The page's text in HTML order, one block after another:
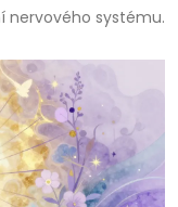
nervového systému.